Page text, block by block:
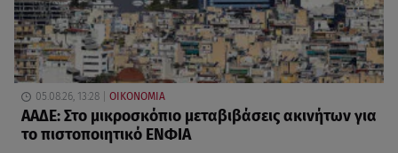
05.08.26, 13:28 ΟΙΚΟΝΟΜΙΑ
ΑΑΔΕ: Στο μικροσκόπιο μεταβιβάσεις ακινήτων για
το πιστοποιητικό ΕΝΦΙΑ